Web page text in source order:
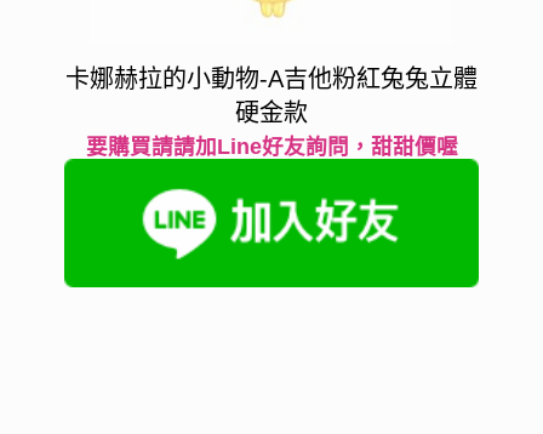
卡娜赫拉的小動物-A吉他粉紅兔兔立體
硬金款
要購買請請加Line好友詢問，甜甜價喔